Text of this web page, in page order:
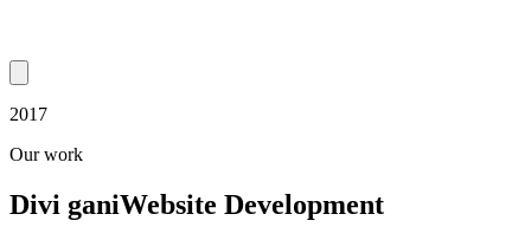
2017
Our work
Divi ganiWebsite Development